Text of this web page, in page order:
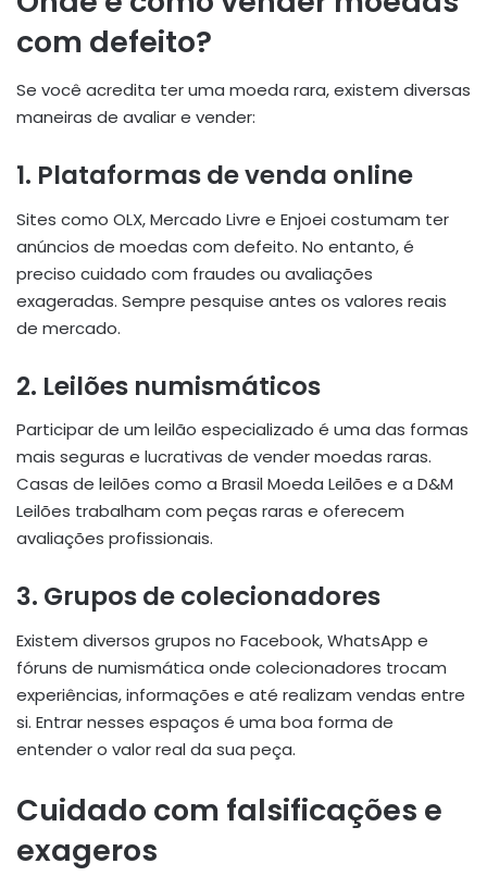
com defeito?
Se você acredita ter uma moeda rara, existem diversas
maneiras de avaliar e vender:
1. Plataformas de venda online
Sites como OLX, Mercado Livre e Enjoei costumam ter
anúncios de moedas com defeito. No entanto, é
preciso cuidado com fraudes ou avaliações
exageradas. Sempre pesquise antes os valores reais
de mercado.
2. Leilões numismáticos
Participar de um leilão especializado é uma das formas
mais seguras e lucrativas de vender moedas raras.
Casas de leilões como a Brasil Moeda Leilões e a D&M
Leilões trabalham com peças raras e oferecem
avaliações profissionais.
3. Grupos de colecionadores
Existem diversos grupos no Facebook, WhatsApp e
fóruns de numismática onde colecionadores trocam
experiências, informações e até realizam vendas entre
si. Entrar nesses espaços é uma boa forma de
entender o valor real da sua peça.
Cuidado com falsificações e
exageros